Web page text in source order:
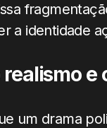
a identidade
realismo e
um drama